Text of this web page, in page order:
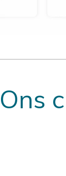
Ons